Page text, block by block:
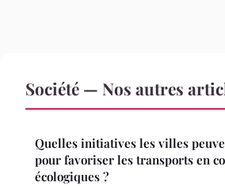
Société — Nos autres
Quelles initiatives les villes
pour favoriser les transports en
écologiques ?